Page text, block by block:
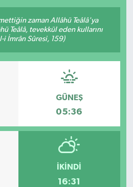
zaman Allâhü Teâlâ'ya
Teâlâ, tevekkül eden kullarını
i İmrân Sûresi, 159)
GÜNEŞ
05:36
İKINDI
16:31